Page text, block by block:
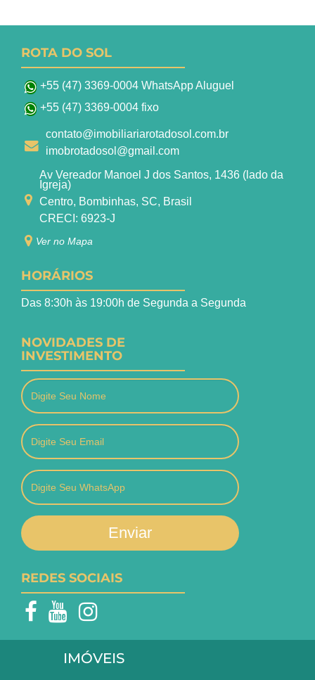
ROTA DO SOL
+55 (47) 3369-0004 WhatsApp Aluguel
+55 (47) 3369-0004 fixo
contato@imobiliariarotadosol.com.br
imobrotadosol@gmail.com
Av Vereador Manoel J dos Santos, 1436 (lado da
Igreja)
Centro, Bombinhas, SC, Brasil
CRECI: 6923-J
Ver no Mapa
HORÁRIOS
Das 8:30h às 19:00h de Segunda a Segunda
NOVIDADES DE
INVESTIMENTO
Enviar
REDES SOCIAIS
IMÓVEIS